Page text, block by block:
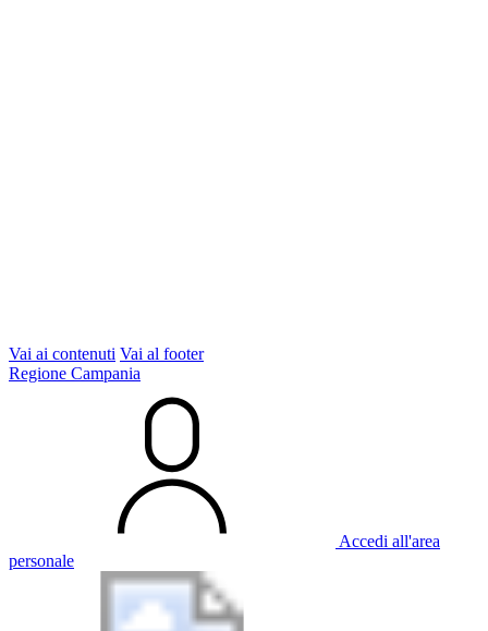
Vai ai contenuti Vai al footer
Regione Campania
Accedi all'area
personale